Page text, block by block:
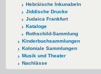
Hebräische Inkunabeln
Jiddische Drucke
Judaica Frankfurt
Kataloge
Rothschild-Sammlung
Kinderbuchsammlungen
Koloniale Sammlungen
Musik und Theater
Nachlässe